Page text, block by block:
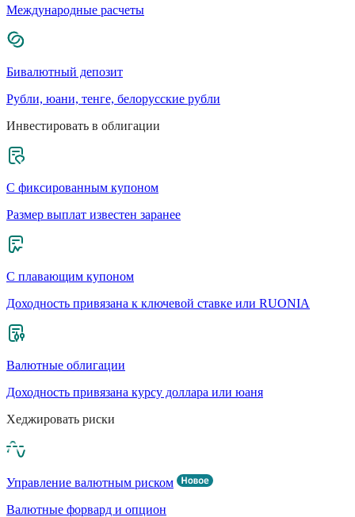
Международные расчеты
Бивалютный депозит
Рубли, юани, тенге, белорусские рубли
Инвестировать в облигации
С фиксированным купоном
Размер выплат известен заранее
С плавающим купоном
Доходность привязана к ключевой ставке или RUONIA
Валютные облигации
Доходность привязана курсу доллара или юаня
Хеджировать риски
Управление валютным риском
Валютные форвард и опцион